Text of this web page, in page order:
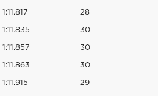
1:11.817 28
1:11.835 30
1:11.857 30
1:11.863 30
1:11.915 29